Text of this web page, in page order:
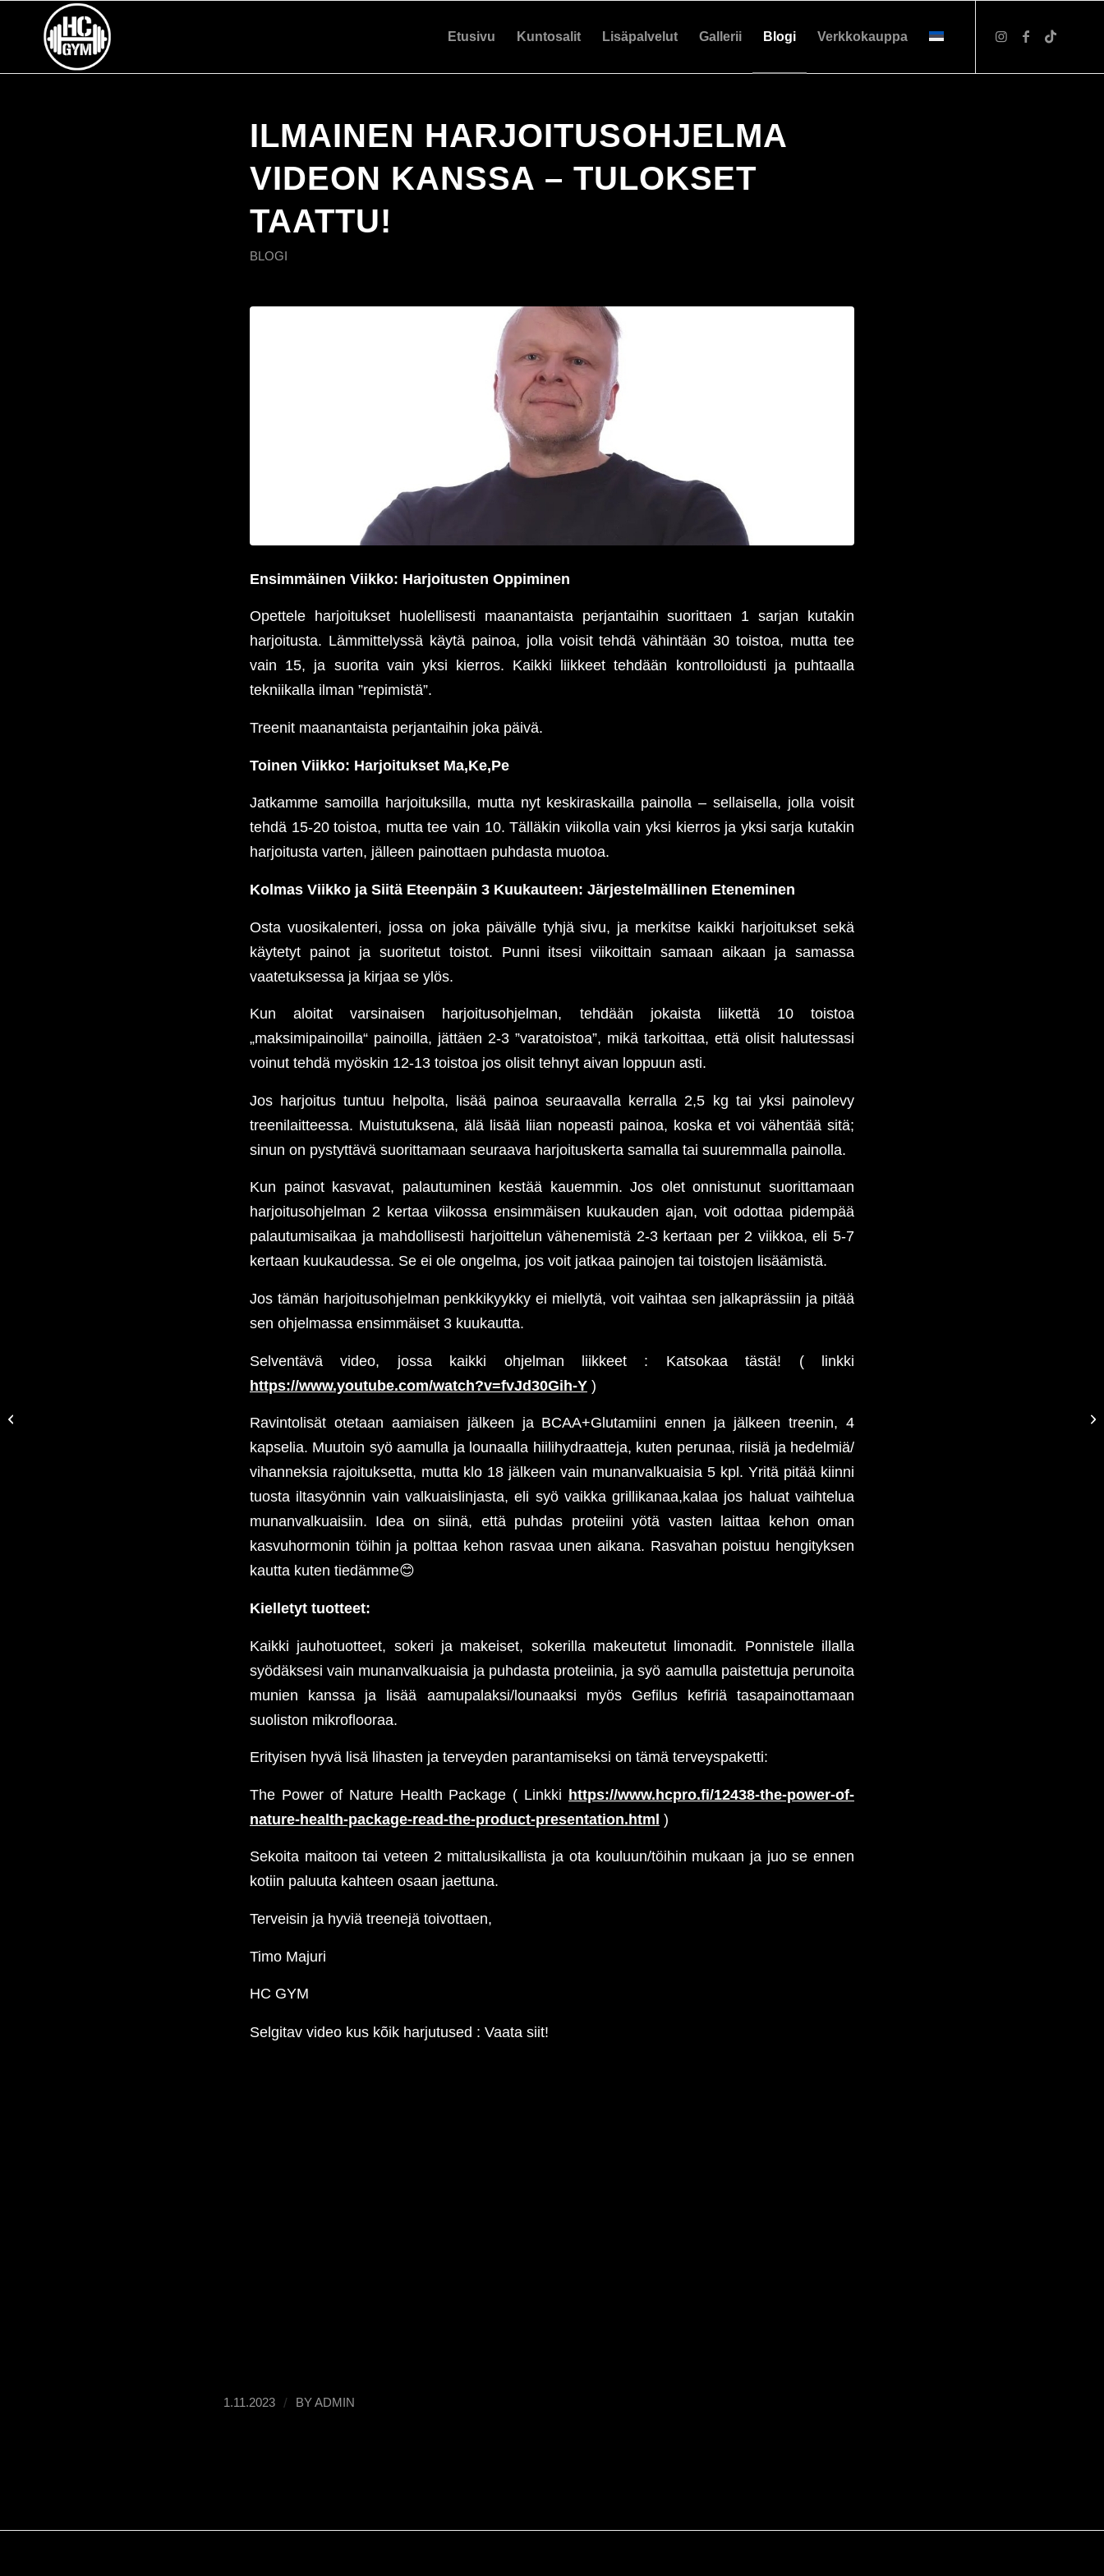
Etusivu Kuntosalit Lisäpalvelut Gallerii Blogi Verkkokauppa
ILMAINEN HARJOITUSOHJELMA
VIDEON KANSSA – TULOKSET
TAATTU!
BLOGI
Ensimmäinen Viikko: Harjoitusten Oppiminen
Opettele harjoitukset huolellisesti maanantaista perjantaihin suorittaen 1 sarjan kutakin
harjoitusta. Lämmittelyssä käytä painoa, jolla voisit tehdä vähintään 30 toistoa, mutta tee
vain 15, ja suorita vain yksi kierros. Kaikki liikkeet tehdään kontrolloidusti ja puhtaalla
tekniikalla ilman ”repimistä”.
Treenit maanantaista perjantaihin joka päivä.
Toinen Viikko: Harjoitukset Ma,Ke,Pe
Jatkamme samoilla harjoituksilla, mutta nyt keskiraskailla painolla – sellaisella, jolla voisit
tehdä 15-20 toistoa, mutta tee vain 10. Tälläkin viikolla vain yksi kierros ja yksi sarja kutakin
harjoitusta varten, jälleen painottaen puhdasta muotoa.
Kolmas Viikko ja Siitä Eteenpäin 3 Kuukauteen: Järjestelmällinen Eteneminen
Osta vuosikalenteri, jossa on joka päivälle tyhjä sivu, ja merkitse kaikki harjoitukset sekä
käytetyt painot ja suoritetut toistot. Punni itsesi viikoittain samaan aikaan ja samassa
vaatetuksessa ja kirjaa se ylös.
Kun aloitat varsinaisen harjoitusohjelman, tehdään jokaista liikettä 10 toistoa
„maksimipainoilla“ painoilla, jättäen 2-3 ”varatoistoa”, mikä tarkoittaa, että olisit halutessasi
voinut tehdä myöskin 12-13 toistoa jos olisit tehnyt aivan loppuun asti.
Jos harjoitus tuntuu helpolta, lisää painoa seuraavalla kerralla 2,5 kg tai yksi painolevy
treenilaitteessa. Muistutuksena, älä lisää liian nopeasti painoa, koska et voi vähentää sitä;
sinun on pystyttävä suorittamaan seuraava harjoituskerta samalla tai suuremmalla painolla.
Kun painot kasvavat, palautuminen kestää kauemmin. Jos olet onnistunut suorittamaan
harjoitusohjelman 2 kertaa viikossa ensimmäisen kuukauden ajan, voit odottaa pidempää
palautumisaikaa ja mahdollisesti harjoittelun vähenemistä 2-3 kertaan per 2 viikkoa, eli 5-7
kertaan kuukaudessa. Se ei ole ongelma, jos voit jatkaa painojen tai toistojen lisäämistä.
Jos tämän harjoitusohjelman penkkikyykky ei miellytä, voit vaihtaa sen jalkaprässiin ja pitää
sen ohjelmassa ensimmäiset 3 kuukautta.
Selventävä video, jossa kaikki ohjelman liikkeet : Katsokaa tästä! ( linkki
https://www.youtube.com/watch?v=fvJd30Gih-Y )
Ravintolisät otetaan aamiaisen jälkeen ja BCAA+Glutamiini ennen ja jälkeen treenin, 4
kapselia. Muutoin syö aamulla ja lounaalla hiilihydraatteja, kuten perunaa, riisiä ja hedelmiä/
vihanneksia rajoituksetta, mutta klo 18 jälkeen vain munanvalkuaisia 5 kpl. Yritä pitää kiinni
tuosta iltasyönnin vain valkuaislinjasta, eli syö vaikka grillikanaa,kalaa jos haluat vaihtelua
munanvalkuaisiin. Idea on siinä, että puhdas proteiini yötä vasten laittaa kehon oman
kasvuhormonin töihin ja polttaa kehon rasvaa unen aikana. Rasvahan poistuu hengityksen
kautta kuten tiedämme😊
Kielletyt tuotteet:
Kaikki jauhotuotteet, sokeri ja makeiset, sokerilla makeutetut limonadit. Ponnistele illalla
syödäksesi vain munanvalkuaisia ja puhdasta proteiinia, ja syö aamulla paistettuja perunoita
munien kanssa ja lisää aamupalaksi/lounaaksi myös Gefilus kefiriä tasapainottamaan
suoliston mikroflooraa.
Erityisen hyvä lisä lihasten ja terveyden parantamiseksi on tämä terveyspaketti:
The Power of Nature Health Package ( Linkki https://www.hcpro.fi/12438-the-power-of-
nature-health-package-read-the-product-presentation.html )
Sekoita maitoon tai veteen 2 mittalusikallista ja ota kouluun/töihin mukaan ja juo se ennen
kotiin paluuta kahteen osaan jaettuna.
Terveisin ja hyviä treenejä toivottaen,
Timo Majuri
HC GYM
Selgitav video kus kõik harjutused : Vaata siit!
1.11.2023 / BYADMIN